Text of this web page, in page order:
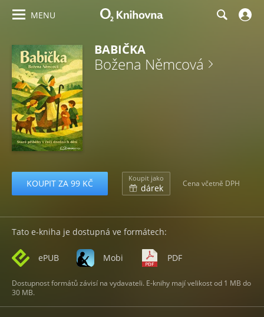
MENU
BABIČKA
Božena Němcová
KOUPIT ZA 99 KČ Koupit jako
dárek Cena včetně DPH
Tato e-kniha je dostupná ve formátech:
ePUB Mobi PDF
Dostupnost formátů závisí na vydavateli. E-knihy mají velikost od 1 MB do
30 MB.